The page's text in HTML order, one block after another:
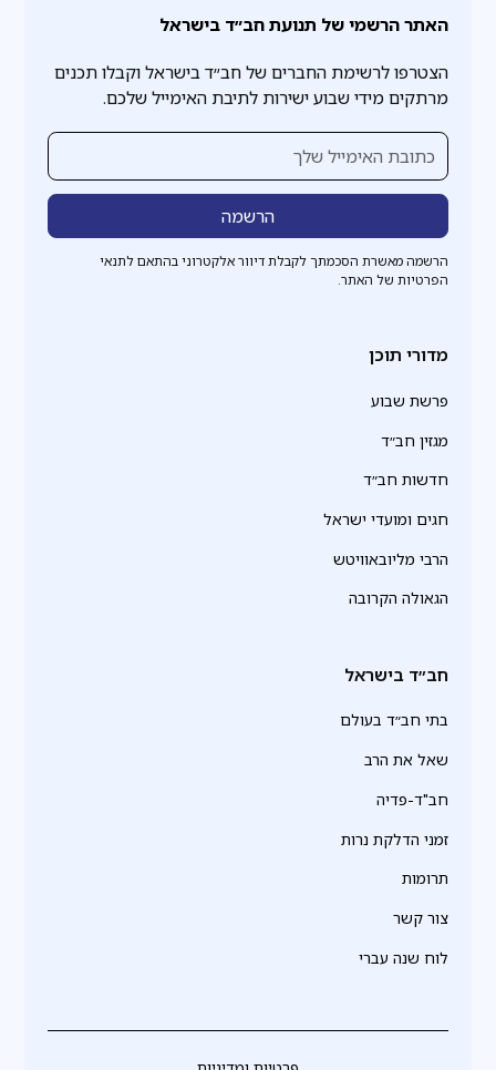
האתר הרשמי של תנועת חב״ד בישראל
הצטרפו לרשימת החברים של חב״ד בישראל וקבלו תכנים
מרתקים מידי שבוע ישירות לתיבת האימייל שלכם.
הרשמה מאשרת הסכמתך לקבלת דיוור אלקטרוני בהתאם לתנאי
הפרטיות של האתר.
מדורי תוכן
פרשת שבוע
מגזין חב״ד
חדשות חב״ד
חגים ומועדי ישראל
הרבי מליובאוויטש
הגאולה הקרובה
חב״ד בישראל
בתי חב״ד בעולם
שאל את הרב
חב"ד-פדיה
זמני הדלקת נרות
תרומות
צור קשר
לוח שנה עברי